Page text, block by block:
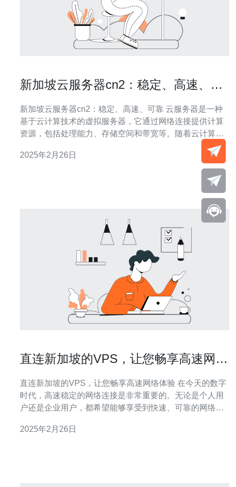
新加坡云服务器cn2：稳定、高速、可
新加坡云服务器cn2：稳定、高速、可靠 云服务器是一种
基于云计算技术的虚拟服务器，它通过网络连接提供计算
资源，包括处理能力、存储空间和带宽等。随着云计算的
快速发展，云服务器在企业和个人用户中越来越受欢迎。
新加坡作为亚洲的科技中心之一，其云服务器市场也日益
2025年2月26日
直连新加坡的VPS，让您畅享高速网络
直连新加坡的VPS，让您畅享高速网络体验 在今天的数字
时代，高速稳定的网络连接是非常重要的。无论是个人用
户还是企业用户，都希望能够享受到快速、可靠的网络体
的。新加坡作为东南亚地区的网络枢纽，拥有先进的网络
2025年2月26日